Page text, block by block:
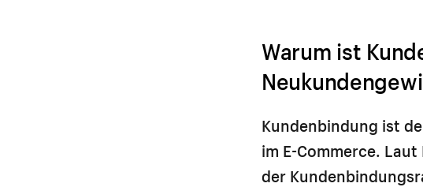
Warum ist
Kundenbindung ist
im E-Commerce.
der